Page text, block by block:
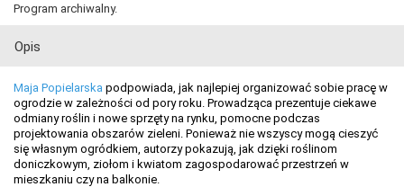
Program archiwalny.
Opis
Maja Popielarska podpowiada, jak najlepiej organizować sobie pracę w
ogrodzie w zależności od pory roku. Prowadząca prezentuje ciekawe
odmiany roślin i nowe sprzęty na rynku, pomocne podczas
projektowania obszarów zieleni. Ponieważ nie wszyscy mogą cieszyć
się własnym ogródkiem, autorzy pokazują, jak dzięki roślinom
doniczkowym, ziołom i kwiatom zagospodarować przestrzeń w
mieszkaniu czy na balkonie.